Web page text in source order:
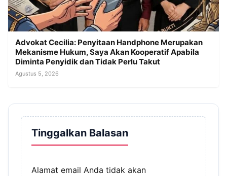
Advokat Cecilia: Penyitaan Handphone Merupakan
Mekanisme Hukum, Saya Akan Kooperatif Apabila
Diminta Penyidik dan Tidak Perlu Takut
Agustus 5, 2026
Tinggalkan Balasan
Alamat email Anda tidak akan